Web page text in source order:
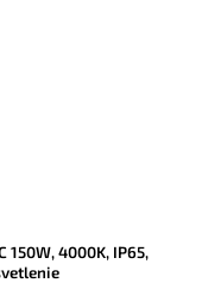
150W, 4000K, IP65,